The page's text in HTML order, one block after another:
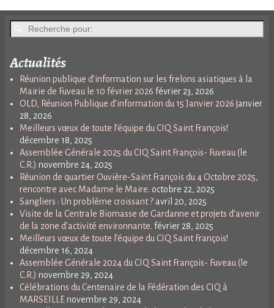
Actualités
Réunion publique d’information sur les frelons asiatiques à la
Mairie de Fuveau le 10 février 2026 février 23, 2026
OLD, Réunion Publique d’information du 15 Janvier 2026 janvier
28, 2026
Meilleurs vœux de toute l’équipe du CIQ Saint François!
décembre 18, 2025
Assemblée Générale 2025 du CIQ Saint François- Fuveau (le
C.R.) novembre 24, 2025
Réunion de quartier Ouvière-Saint François du 4 Octobre 2025,
rencontre avec Madame le Maire. octobre 22, 2025
Sangliers : Un problème croissant ? avril 20, 2025
Visite de la Centrale Biomasse de Gardanne et projets d’avenir
de la zone d’activité environnante. février 28, 2025
Meilleurs vœux de toute l’équipe du CIQ Saint François!
décembre 16, 2024
Assemblée Générale 2024 du CIQ Saint François- Fuveau (le
C.R.) novembre 29, 2024
Célébrations du Centenaire de la Fédération des CIQ à
MARSEILLEnovembre 29, 2024